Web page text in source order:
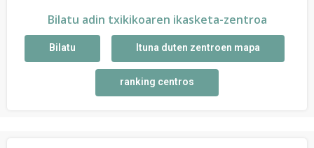
Bilatu adin txikikoaren ikasketa-zentroa
Bilatu Ituna duten zentroen mapa
ranking centros